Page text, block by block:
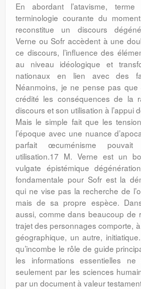
En abordant l’atavisme,
terminologie courante du
reconstitue un discours
Verne ou Sofr accèdent à une
ce discours, l’influence des
au niveau idéologique et
nationaux en lien avec des
Néanmoins, je ne pense pas
crédité les conséquences de la
discours et son utilisation à l’appui
Mais le simple fait que les
l’époque avec une nuance
parfait œcuménisme pouvait
utilisation.17 M. Verne est un
vulgate épistémique
fondamentale pour Sofr est la
qui ne vise pas la recherche de
mais de sa propre espèce.
aussi, comme dans beaucoup de
trajet des personnages comporte,
géographique, un autre,
qu’incombe le rôle de guide
les informations essentielles
seulement par les sciences
par un document à valeur